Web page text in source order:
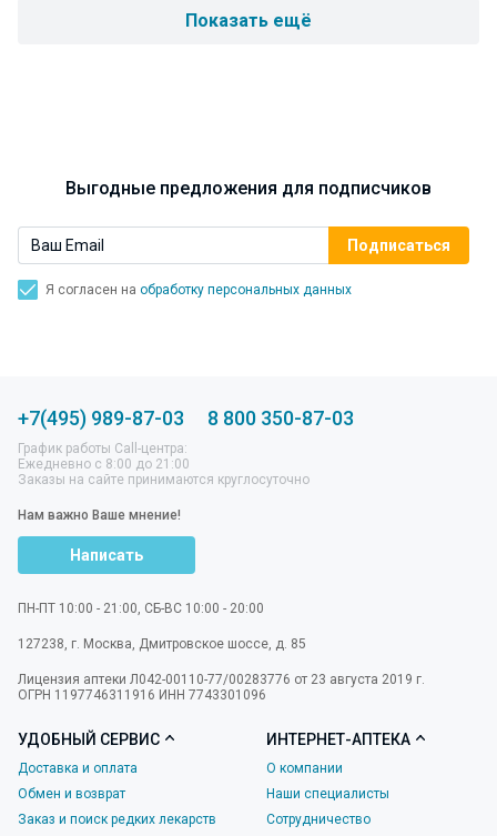
Показать ещё
Выгодные предложения для подписчиков
Я согласен на обработку персональных данных
+7(495) 989-87-03 8 800 350-87-03
График работы Call-центра:
Ежедневно с 8:00 до 21:00
Заказы на сайте принимаются круглосуточно
Нам важно Ваше мнение!
Написать
ПН-ПТ 10:00 - 21:00, СБ-ВС 10:00 - 20:00
127238, г. Москва, Дмитровское шоссе, д. 85
Лицензия аптеки Л042-00110-77/00283776 от 23 августа 2019 г.
ОГРН 1197746311916 ИНН 7743301096
УДОБНЫЙ СЕРВИС
Доставка и оплата
Обмен и возврат
Заказ и поиск редких лекарств
ИНТЕРНЕТ-АПТЕКА
О компании
Наши специалисты
Сотрудничество